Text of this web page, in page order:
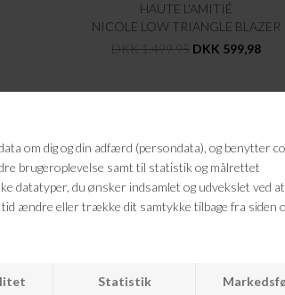
HAUTE L'AMITIÉ
NICOLE LOW TRIANGLE BLAZER
DKK 1.499,95 DKK 599,98